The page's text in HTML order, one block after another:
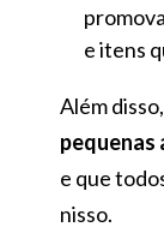
e itens
Além
pequenas
e que
nisso.